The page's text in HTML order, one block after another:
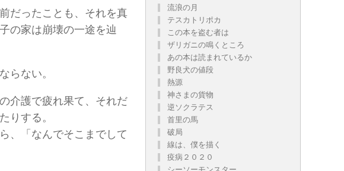
だったことも、それを真
の家は崩壊の一途を辿
らない。
介護で疲れ果て、それだ
りする。
、「なんでそこまでして
流浪の月
テスカトリポカ
この本を盗む者は
ザリガニの鳴くところ
あの本は読まれているか
野良犬の値段
熱源
神さまの貨物
逆ソクラテス
首里の馬
破局
線は、僕を描く
疫病２０２０